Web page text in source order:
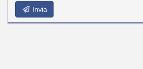
Invia